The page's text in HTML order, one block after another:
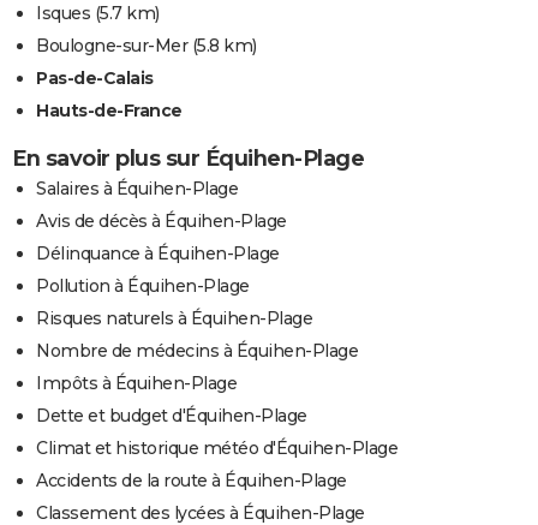
Isques (5.7 km)
Boulogne-sur-Mer(5.8 km)
Pas-de-Calais
Hauts-de-France
En savoir plus sur Équihen-Plage
Salaires à Équihen-Plage
Avis de décès à Équihen-Plage
Délinquance à Équihen-Plage
Pollution à Équihen-Plage
Risques naturels à Équihen-Plage
Nombre de médecins à Équihen-Plage
Impôts à Équihen-Plage
Dette et budget d'Équihen-Plage
Climat et historique météo d'Équihen-Plage
Accidents de la route à Équihen-Plage
Classement des lycées à Équihen-Plage